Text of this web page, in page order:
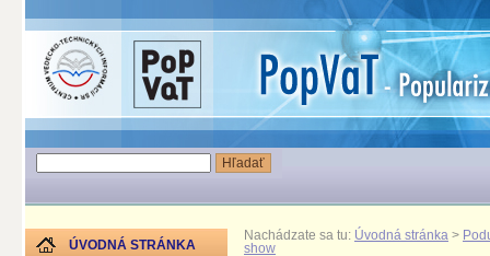
ÚVODNÁ STRÁNKA
Nachádzate sa tu: Úvodná stránka >
show